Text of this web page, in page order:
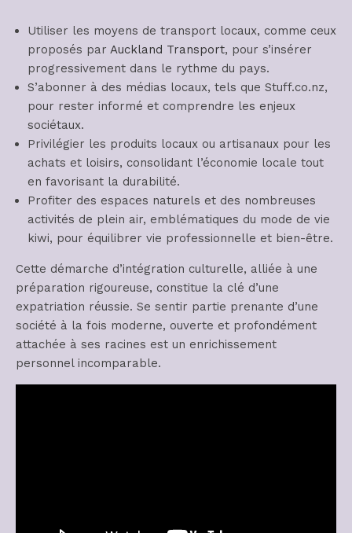
Utiliser les moyens de transport locaux, comme ceux
proposés par Auckland Transport, pour s’insérer
progressivement dans le rythme du pays.
S’abonner à des médias locaux, tels que Stuff.co.nz,
pour rester informé et comprendre les enjeux
sociétaux.
Privilégier les produits locaux ou artisanaux pour les
achats et loisirs, consolidant l’économie locale tout
en favorisant la durabilité.
Profiter des espaces naturels et des nombreuses
activités de plein air, emblématiques du mode de vie
kiwi, pour équilibrer vie professionnelle et bien-être.
Cette démarche d’intégration culturelle, alliée à une
préparation rigoureuse, constitue la clé d’une
expatriation réussie. Se sentir partie prenante d’une
société à la fois moderne, ouverte et profondément
attachée à ses racines est un enrichissement
personnel incomparable.